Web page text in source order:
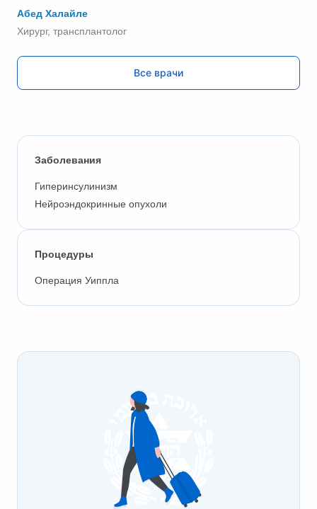
Абед Халайле
Хирург, трансплантолог
Все врачи
Заболевания
Гиперинсулинизм
Нейроэндокринные опухоли
Процедуры
Операция Уиппла